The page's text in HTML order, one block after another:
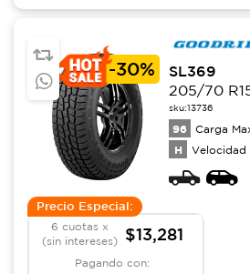
-30%
SL369
205/70
sku:13736
96 Carga
H Velocidad
Precio Especial:
6 cuotas x
(sin intereses)
$13,281
Pagando con: